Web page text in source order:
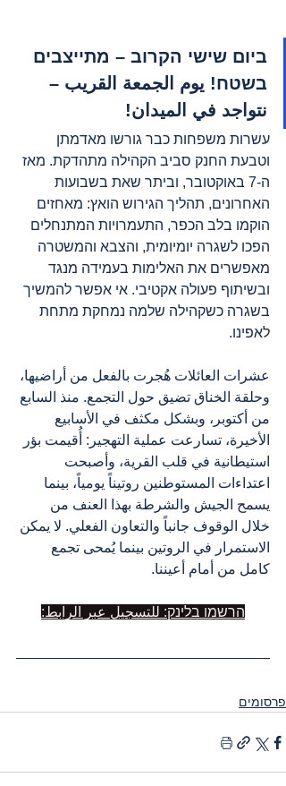
ביום שישי הקרוב – מתייצבים
בשטח! يوم الجمعة القريب –
نتواجد في الميدان!
עשרות משפחות כבר גורשו מאדמתן
וטבעת החנק סביב הקהילה מתהדקת. מאז
ה-7 באוקטובר, וביתר שאת בשבועות
האחרונים, תהליך הגירוש הואץ: מאחזים
הוקמו בלב הכפר, התעמרויות המתנחלים
הפכו לשגרה יומיומית, והצבא והמשטרה
מאפשרים את האלימות בעמידה מנגד
ובשיתוף פעולה אקטיבי. אי אפשר להמשיך
בשגרה כשקהילה שלמה נמחקת מתחת
לאפינו.
عشرات العائلات هُجرت بالفعل من أراضيها،
وحلقة الخناق تضيق حول التجمع. منذ السابع
من أكتوبر، وبشكل مكثف في الأسابيع
الأخيرة، تسارعت عملية التهجير: أُقيمت بؤر
استيطانية في قلب القرية، وأصبحت
اعتداءات المستوطنين روتيناً يومياً، بينما
يسمح الجيش والشرطة بهذا العنف من
خلال الوقوف جانباً والتعاون الفعلي. لا يمكن
الاستمرار في الروتين بينما يُمحى تجمع
كامل من أمام أعيننا.
הרשמו בלינק: للتسجيل عبر الرابط:
פרסומים